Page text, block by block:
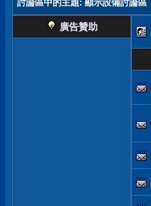
討論區中的主題: 顯示設備討論區
廣告贊助